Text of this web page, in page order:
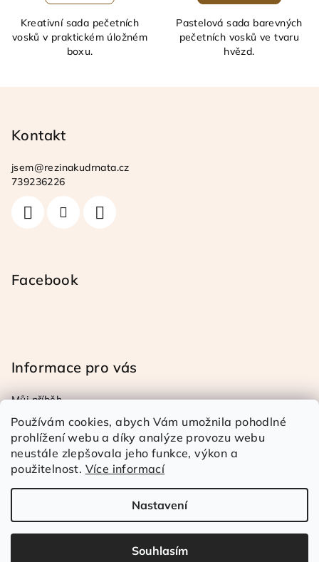
Používám cookies, abych Vám umožnila pohodlné
prohlížení webu a díky analýze provozu webu
neustále zlepšovala jeho funkce, výkon a
použitelnost. Více informací
Nastavení
Souhlasím
Kreativní sada pečetních
vosků v praktickém úložném
boxu.
Pastelová sada barevných
pečetních vosků ve tvaru
hvězd.
Kontakt
jsem@rezinakudrnata.cz
739236226
Facebook
Informace pro vás
Můj příběh
Obchodní a reklamační podmínky
Podmínky ochrany osob. úd.
Doprava a platba
Kontakty